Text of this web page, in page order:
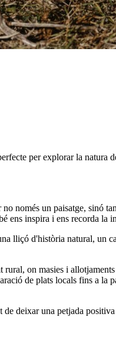
per explorar la
només un paisatge, sinó
ens inspira i ens recorda la
lliçó d'història natural, un
on masies i
de plats locals fins a
deixar una petjada